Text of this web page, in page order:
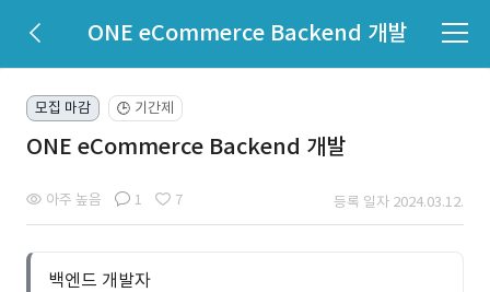
ONE eCommerce Backend 개발
모집 마감 🕒 기간제
ONE eCommerce Backend 개발
아주 높음 1 7 등록 일자 2024.03.12.
백엔드 개발자